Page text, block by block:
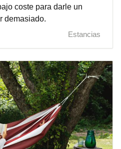
coste para darle un
demasiado.
Estancias